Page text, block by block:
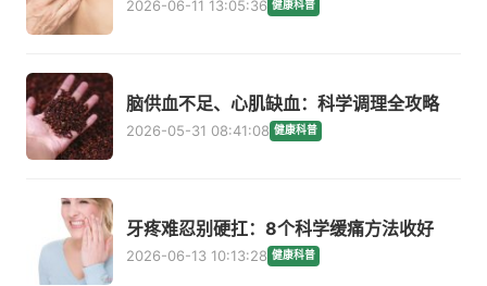
2026-06-11 13:05:36 健康科普
脑供血不足、心肌缺血：科学调理全攻略
2026-05-31 08:41:08 健康科普
牙疼难忍别硬扛：8个科学缓痛方法收好
2026-06-13 10:13:28 健康科普